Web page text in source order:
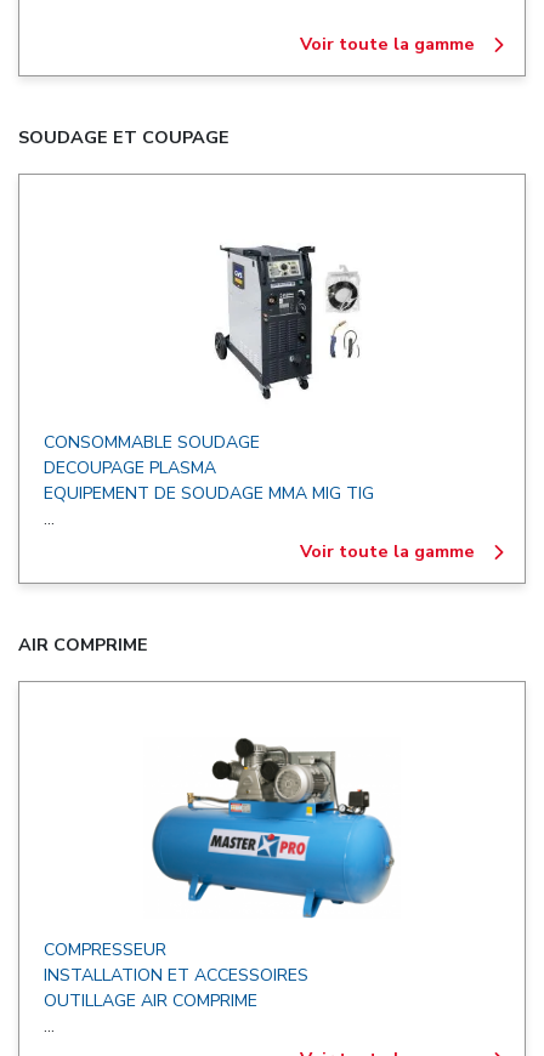
Voir toute la gamme
SOUDAGE ET COUPAGE
CONSOMMABLE SOUDAGE
DECOUPAGE PLASMA
EQUIPEMENT DE SOUDAGE MMA MIG TIG
...
Voir toute la gamme
AIR COMPRIME
COMPRESSEUR
INSTALLATION ET ACCESSOIRES
OUTILLAGE AIR COMPRIME
...